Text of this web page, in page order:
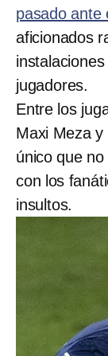
pasado ante
aficionados
jugadores.
Entre los
Maxi Meza y
único que
con los
insultos.